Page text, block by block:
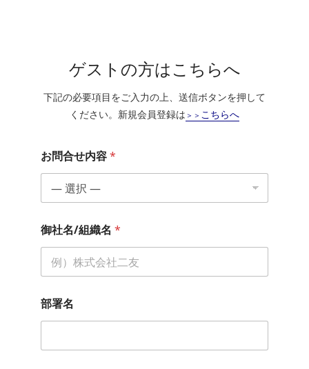
ゲストの方はこちらへ
下記の必要項目をご入力の上、送信ボタンを押して
ください。新規会員登録は ＞＞ こちらへ
お問合せ内容*
御社名/組織名 *
部署名